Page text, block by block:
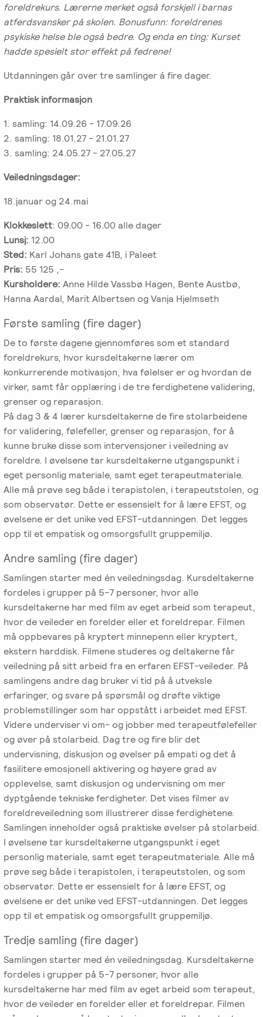
Ofte
stilte
spørsmål
kurs
Utleie
kurslokale
Sentralt
i
Salgsbetingelser
Kursbevis
-
Spesialisering
foreldrekurs. Lærerne merket også forskjell i barnas
atferdsvansker på skolen. Bonusfunn: foreldrenes
psykiske helse ble også bedre. Og enda en ting: Kurset
hadde spesielt stor effekt på fedrene!
Utdanningen går over tre samlinger á fire dager.
Praktisk informasjon
1. samling: 14.09.26 - 17.09.26
2. samling: 18.01.27 - 21.01.27
3. samling: 24.05.27 - 27.05.27
Veiledningsdager:
18.januar og 24.mai
Klokkeslett: 09.00 - 16.00 alle dager
Lunsj: 12.00
Sted: Karl Johans gate 41B, i Paleet
Pris: 55 125 ,-
Kursholdere: Anne Hilde Vassbø Hagen, Bente Austbø,
Hanna Aardal, Marit Albertsen og Vanja Hjelmseth
Første samling (fire dager)
De to første dagene gjennomføres som et standard
foreldrekurs, hvor kursdeltakerne lærer om
konkurrerende motivasjon, hva følelser er og hvordan de
virker, samt får opplæring i de tre ferdighetene validering,
grenser og reparasjon.
På dag 3 & 4 lærer kursdeltakerne de fire stolarbeidene
for validering, følefeller, grenser og reparasjon, for å
kunne bruke disse som intervensjoner i veiledning av
foreldre. I øvelsene tar kursdeltakerne utgangspunkt i
eget personlig materiale, samt eget terapeutmateriale.
Alle må prøve seg både i terapistolen, i terapeutstolen, og
som observatør. Dette er essensielt for å lære EFST, og
øvelsene er det unike ved EFST-utdanningen. Det legges
opp til et empatisk og omsorgsfullt gruppemiljø.
Andre samling (fire dager)
Samlingen starter med én veiledningsdag. Kursdeltakerne
fordeles i grupper på 5-7 personer, hvor alle
kursdeltakerne har med film av eget arbeid som terapeut,
hvor de veileder en forelder eller et foreldrepar. Filmen
må oppbevares på kryptert minnepenn eller kryptert,
ekstern harddisk. Filmene studeres og deltakerne får
veiledning på sitt arbeid fra en erfaren EFST-veileder. På
samlingens andre dag bruker vi tid på å utveksle
erfaringer, og svare på spørsmål og drøfte viktige
problemstillinger som har oppstått i arbeidet med EFST.
Videre underviser vi om- og jobber med terapeutfølefeller
og øver på stolarbeid. Dag tre og fire blir det
undervisning, diskusjon og øvelser på empati og det å
fasilitere emosjonell aktivering og høyere grad av
opplevelse, samt diskusjon og undervisning om mer
dyptgående tekniske ferdigheter. Det vises filmer av
foreldreveiledning som illustrerer disse ferdighetene.
Samlingen inneholder også praktiske øvelser på stolarbeid.
I øvelsene tar kursdeltakerne utgangspunkt i eget
personlig materiale, samt eget terapeutmateriale. Alle må
prøve seg både i terapistolen, i terapeutstolen, og som
observatør. Dette er essensielt for å lære EFST, og
øvelsene er det unike ved EFST-utdanningen. Det legges
opp til et empatisk og omsorgsfullt gruppemiljø.
Tredje samling (fire dager)
Samlingen starter med én veiledningsdag. Kursdeltakerne
fordeles i grupper på 5-7 personer, hvor alle
kursdeltakerne har med film av eget arbeid som terapeut,
hvor de veileder en forelder eller et foreldrepar. Filmen